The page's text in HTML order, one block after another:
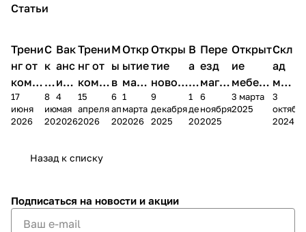
Статьи
Трени
нг от
комп
ании
Мело
17
июня
2026
С
к
и
д
к
2
8
июня
2026
Вак
анс
ия в
Чеб
окс
4
мая
2026
Трени
нг от
комп
ании
Мело
15
апреля
2026
М
ы
в
М
А
6
апреля
2026
Откр
ытие
мага
зина
в
1
марта
2026
Откры
тие
новог
о
магаз
9
декабря
2025
В
а
к
а
н
1
декабря
2025
Пере
езд
магаз
ина в
г.
6
ноября
2025
Открыт
ие
мебель
ного
салона
3 марта
2025
Скл
ад
меб
ели
пер
3
2024
Назад к списку
Подписаться на новости и акции